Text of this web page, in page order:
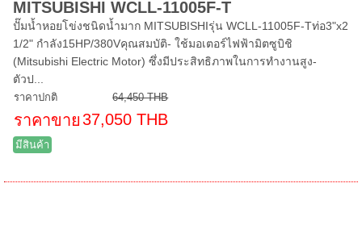
MITSUBISHI WCLL-11005F-T
ปั๊มน้ำหอยโข่งชนิดน้ำมาก MITSUBISHIรุ่น WCLL-11005F-Tท่อ3"x2
1/2" กำลัง15HP/380Vคุณสมบัติ- ใช้มอเตอร์ไฟฟ้ามิตซูบิชิ
(Mitsubishi Electric Motor) ซึ่งมีประสิทธิภาพในการทำงานสูง-
ตัวป...
ราคาปกติ 64,450 THB
ราคาขาย37,050 THB
มีสินค้า